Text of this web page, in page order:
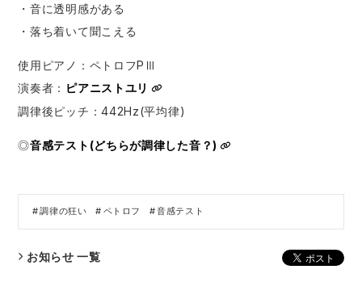
・音に透明感がある
・落ち着いて聞こえる
使用ピアノ：ペトロフPⅢ
演奏者： ピアニストユリ
調律後ピッチ：442Hz(平均律)
◎音感テスト(どちらが調律した音？)
調律の狂い ペトロフ 音感テスト
お知らせ 一覧